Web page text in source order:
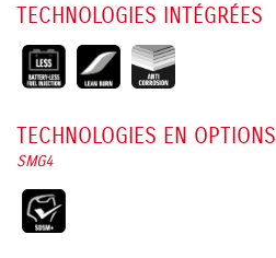
TECHNOLOGIES INTÉGRÉES
TECHNOLOGIES EN OPTIONS
SMG4